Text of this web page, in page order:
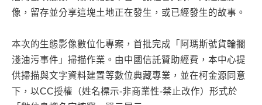
像，留存並分享這塊土地正在發生，或已經發生的故事。
本次的生態影像數位化專案，首批完成「阿瑪斯號貨輪擱
淺油污事件」掃描作業。由中國信託贊助經費，本中心提
供掃描與文字資料建置等數位典藏專業，並在柯金源同意
下，以CC授權（姓名標示-非商業性-禁止改作）形式於